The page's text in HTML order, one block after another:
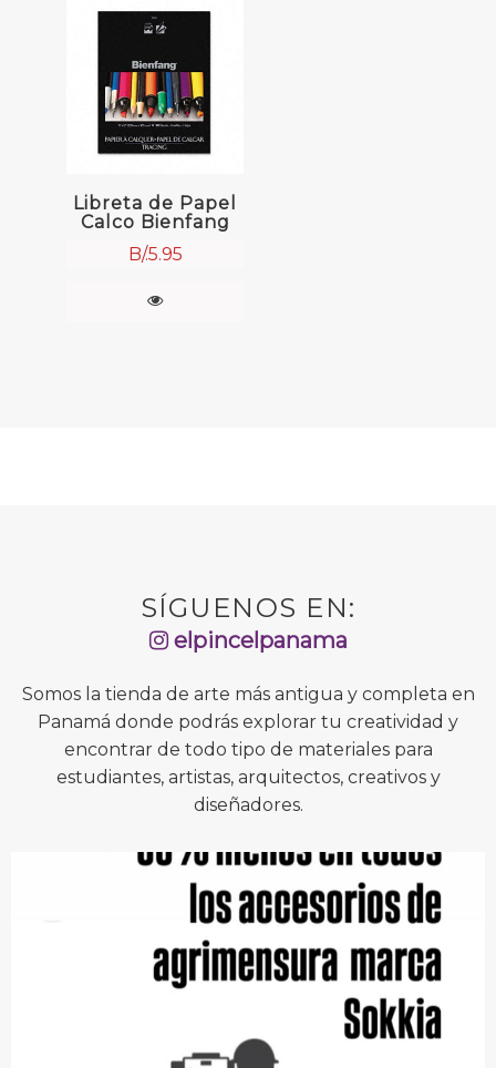
Libreta de Papel
Calco Bienfang
B/.5.95
SÍGUENOS EN:
elpincelpanama
Somos la tienda de arte más antigua y completa en
Panamá donde podrás explorar tu creatividad y
encontrar de todo tipo de materiales para
estudiantes, artistas, arquitectos, creativos y
diseñadores.